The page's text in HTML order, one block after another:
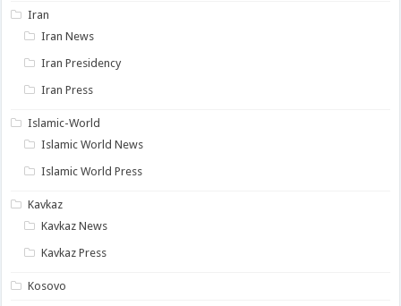
Iran
Iran News
Iran Presidency
Iran Press
Islamic-World
Islamic World News
Islamic World Press
Kavkaz
Kavkaz News
Kavkaz Press
Kosovo